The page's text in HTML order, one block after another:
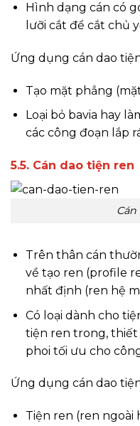
Hình dạng cán có
lưỡi cắt để cắt chủ
Ứng dụng cán dao
Tạo mặt phẳng
Loại bỏ bavia hay
các công đoạn lắp
5.5. Cán dao tiện ren
Trên thân cán
về tạo ren (profile
nhất định (ren hệ
Có loại dành cho
tiện ren trong, thiết
phoi tối ưu cho
Ứng dụng cán dao
Tiện ren (ren ngoài